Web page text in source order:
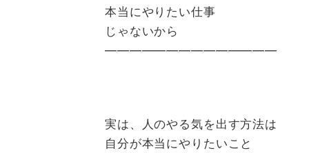
本当にやりたい仕事
じゃないから
――――――――――――――
実は、人のやる気を出す方法は
自分が本当にやりたいこと